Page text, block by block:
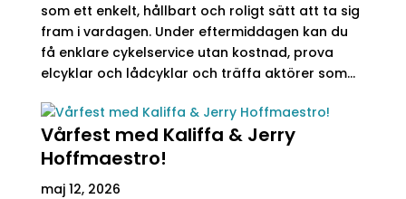
som ett enkelt, hållbart och roligt sätt att ta sig
fram i vardagen. Under eftermiddagen kan du
få enklare cykelservice utan kostnad, prova
elcyklar och lådcyklar och träffa aktörer som...
Vårfest med Kaliffa & Jerry
Hoffmaestro!
maj 12, 2026